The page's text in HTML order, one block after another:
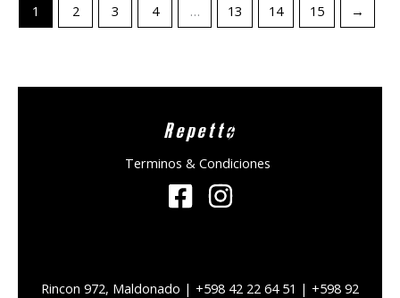
1 2 3 4 … 13 14 15 →
Repetto
Terminos & Condiciones
Rincon 972, Maldonado | +598 42 22 64 51 | +598 92